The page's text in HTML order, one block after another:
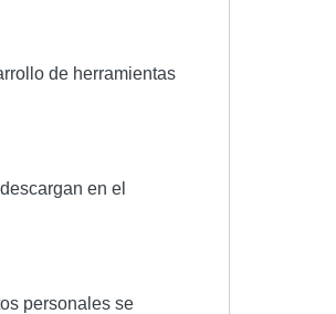
de herramientas
en el
personales se